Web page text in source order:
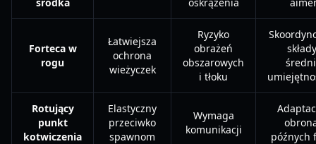
Forteca w
rogu
Łatwiejsza
ochrona
wieżyczek
Ryzyko
obrażeń
obszarowych
i tłoku
Rotujący
punkt
kotwiczenia
Elastyczny
przeciwko
spawnom
Wymaga
komunikacji
późnych